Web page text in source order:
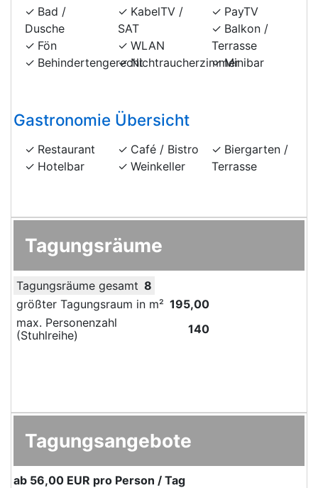
Bad /
Dusche
Fön
Behindertengerecht
KabelTV /
SAT
WLAN
Nichtraucherzimmer
PayTV
Balkon /
Terrasse
Minibar
Gastronomie Übersicht
Restaurant
Hotelbar
Café / Bistro
Weinkeller
Biergarten /
Terrasse
Tagungsräume
Tagungsräume gesamt 8
größter Tagungsraum in m² 195,00
max. Personenzahl
(Stuhlreihe)
140
Tagungsangebote
ab 56,00 EUR pro Person / Tag